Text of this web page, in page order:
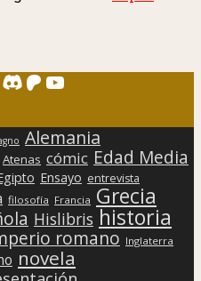
Discord
Patreon
YouTube
Alemania
Atenas cómic Edad Media
Ensayo entrevista
filosofía Francia Grecia
Hislibris historia
romano Inglaterra
novela